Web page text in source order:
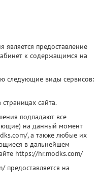
является предоставление
к содержащимся на
следующие виды сервисов:
сайта.
подпадают все
на данный момент
, а также любые их
в дальнейшем
https://hr.modks.com/
предоставляется на